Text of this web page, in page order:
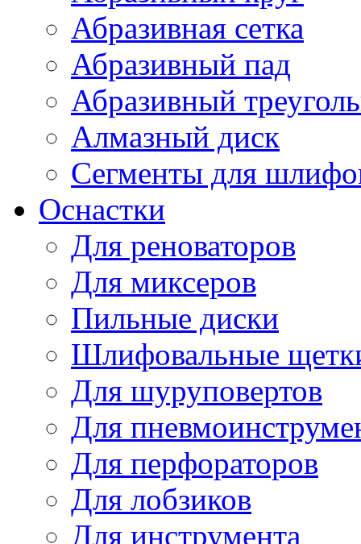
Абразивная сетка
Абразивный пад
Абразивный
Алмазный диск
Сегменты для
Оснастки
Для реноваторов
Для миксеров
Пильные диски
Шлифовальные
Для шуруповертов
Для
Для перфораторов
Для лобзиков
Для инструмента